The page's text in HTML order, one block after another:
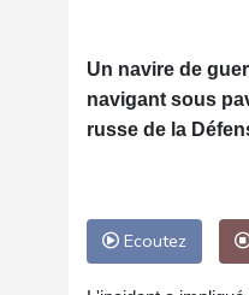
Un navire de
navigant sous
russe de la
Ecoutez